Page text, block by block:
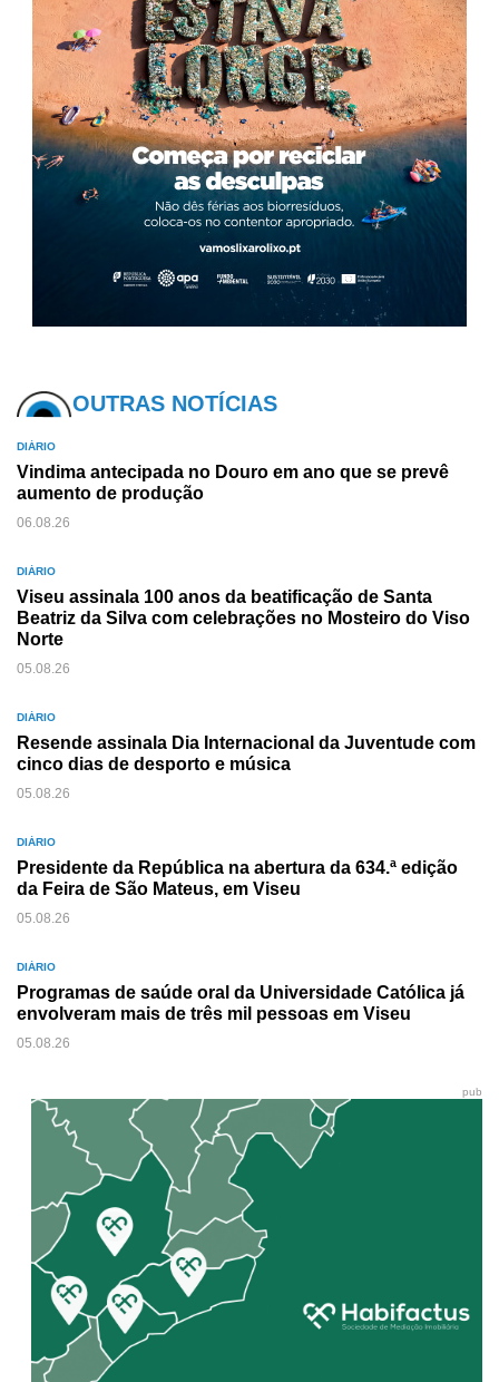
OUTRAS NOTÍCIAS
DIÁRIO
Vindima antecipada no Douro em ano que se prevê
aumento de produção
06.08.26
DIÁRIO
Viseu assinala 100 anos da beatificação de Santa
Beatriz da Silva com celebrações no Mosteiro do Viso
Norte
05.08.26
DIÁRIO
Resende assinala Dia Internacional da Juventude com
cinco dias de desporto e música
05.08.26
DIÁRIO
Presidente da República na abertura da 634.ª edição
da Feira de São Mateus, em Viseu
05.08.26
DIÁRIO
Programas de saúde oral da Universidade Católica já
envolveram mais de três mil pessoas em Viseu
05.08.26
pub